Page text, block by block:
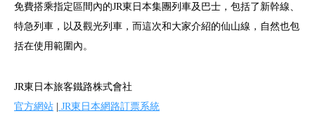
免費搭乘指定區間內的JR東日本集團列車及巴士，包括了新幹線、
特急列車，以及觀光列車，而這次和大家介紹的仙山線，自然也包
括在使用範圍內。
JR東日本旅客鐵路株式會社
官方網站 | JR東日本網路訂票系統